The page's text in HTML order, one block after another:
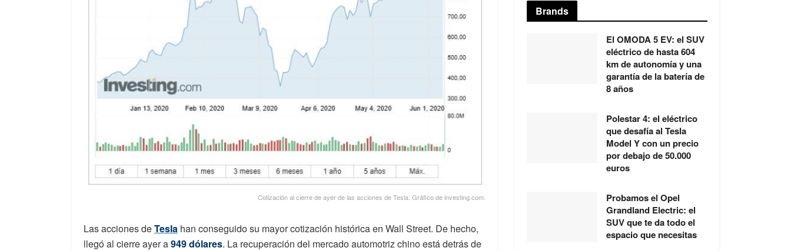
Cotización al cierre de ayer de las acciones de Tesla. Gráfico de investing.com.
Las acciones deTesla han conseguido su mayor cotización histórica en Wall Street. De hecho,
llegó al cierre ayer a949 dólares. La recuperación del mercado automotriz chino está detrás de
Brands
El OMODA 5 EV: el SUV
eléctrico de hasta 604
km de autonomía y una
garantía de la batería de
8 años
Polestar 4: el eléctrico
que desafía al Tesla
Model Y con un precio
por debajo de 50.000
euros
Probamos el Opel
Grandland Electric: el
SUV que te da todo el
espacio que necesitas